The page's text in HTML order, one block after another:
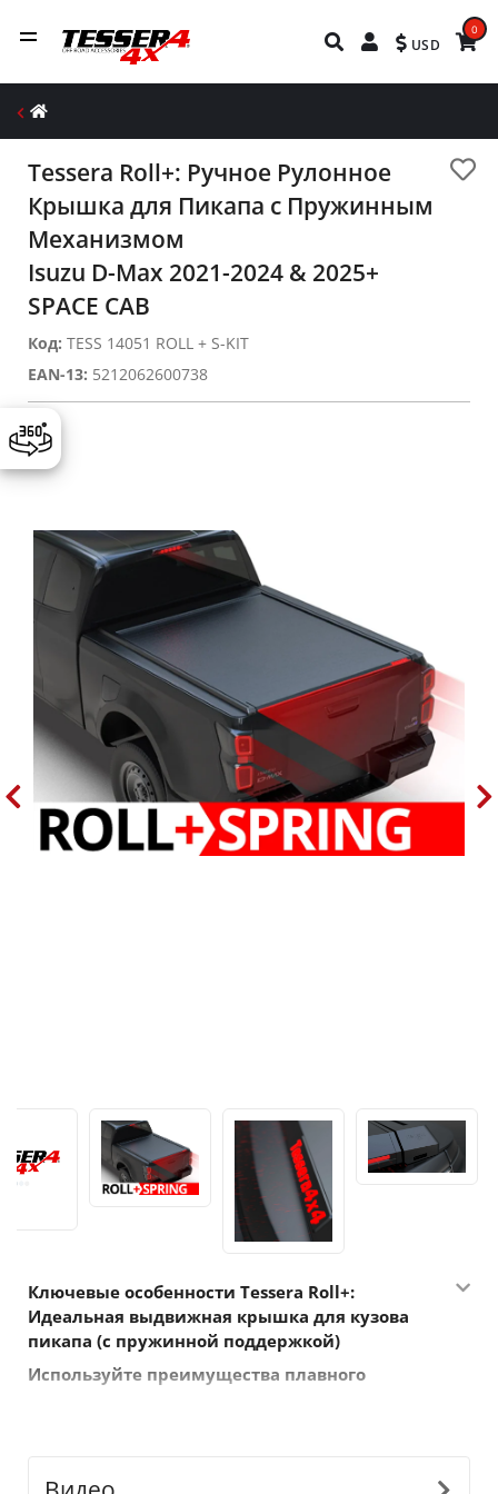
USD
0
Tessera Roll+: Ручное Рулонное
Крышка для Пикапа с Пружинным
Механизмом
Isuzu D-Max 2021-2024 & 2025+
SPACE CAB
Код: TESS 14051 ROLL + S-KIT
EAN-13: 5212062600738
Ключевые особенности Tessera Roll+:
Идеальная выдвижная крышка для кузова
пикапа (с пружинной поддержкой)
Используйте преимущества плавного
использования. Используйте пружинное